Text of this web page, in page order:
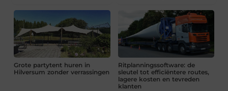
Grote partytent huren in
Hilversum zonder verrassingen
Ritplanningssoftware: de
sleutel tot efficiëntere routes,
lagere kosten en tevreden
klanten